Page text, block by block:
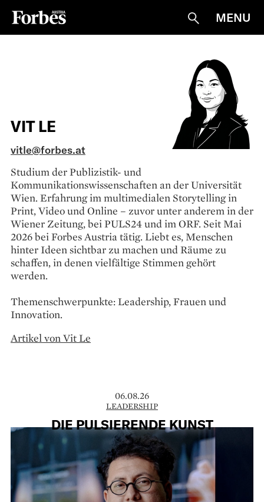
Suche
MENU
VIT LE
vitle@forbes.at
Studium der Publizistik- und
Kommunikationswissenschaften an der Universität
Wien. Erfahrung im multimedialen Storytelling in
Print, Video und Online – zuvor unter anderem in der
Wiener Zeitung, bei PULS24 und im ORF. Seit Mai
2026 bei Forbes Austria tätig. Liebt es, Menschen
hinter Ideen sichtbar zu machen und Räume zu
schaffen, in denen vielfältige Stimmen gehört
werden.
Themenschwerpunkte: Leadership, Frauen und
Innovation.
Artikel von Vit Le
06.08.26
LEADERSHIP
DIE PULSIERENDE KUNST